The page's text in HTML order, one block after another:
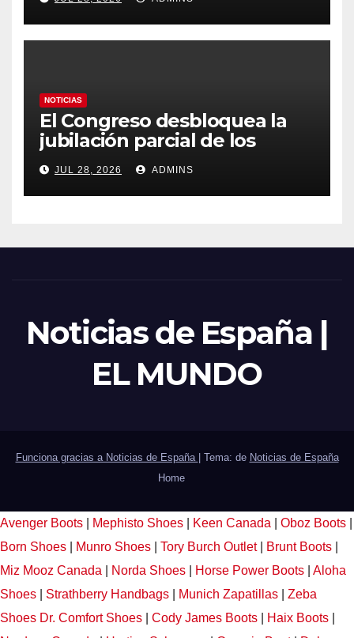
obliga a declarar la
emergencia nacional
NOTICIAS
El Congreso desbloquea la
jubilación parcial de los
trabajadores laborales del
sector público
JUL 28, 2026 ADMINS
Noticias de España |
EL MUNDO
Funciona gracias a Noticias de España Tema: de Noticias de España
Home
Avenger Boots Mephisto Shoes Keen Canada Oboz Boots
Born Shoes
Munro Shoes Tory Burch Outlet Brunt Boots
Miz Mooz Canada
Norda Shoes Horse Power Boots
Aloha
Shoes
Strathberry Handbags Munich Zapatillas
Zeba
Shoes Dr. Comfort Shoes Cody James Boots Haix Boots